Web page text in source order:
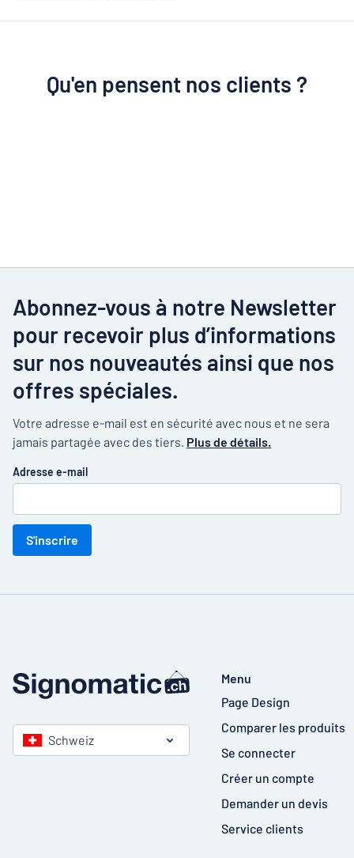
Qu'en pensent nos clients ?
Abonnez-vous à notre Newsletter
pour recevoir plus d’informations
sur nos nouveautés ainsi que nos
offres spéciales.
Votre adresse e-mail est en sécurité avec nous et ne sera
jamais partagée avec des tiers. Plus de détails.
Adresse e-mail
S'inscrire
Schweiz
Menu
Page Design
Comparer les produits
Se connecter
Créer un compte
Demander un devis
Service clients